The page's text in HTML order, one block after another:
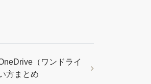
（ワンドライ
方まとめ